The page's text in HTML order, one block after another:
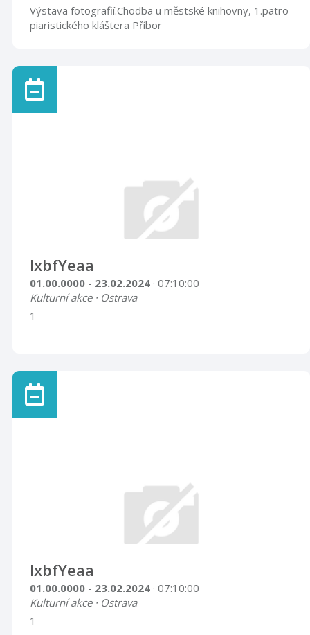
Výstava fotografií.Chodba u městské knihovny, 1.patro
piaristického kláštera Příbor
lxbfYeaa
01.00.0000 - 23.02.2024 · 07:10:00
Kulturní akce · Ostrava
1
lxbfYeaa
01.00.0000 - 23.02.2024 · 07:10:00
Kulturní akce · Ostrava
1